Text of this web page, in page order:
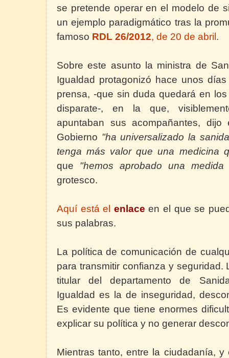
se pretende operar en el modelo de
un ejemplo paradigmático tras la
famoso RDL 26/2012, de 20 de abril .
Sobre este asunto la ministra de
Igualdad protagonizó hace unos
prensa, -que sin duda quedará en
disparate-, en la que,
apuntaban sus acompañantes,
Gobierno "ha universalizado la
tenga más valor que una medicina
que "hemos aprobado una medida
grotesco.
Aquí está el enlace en el que se
sus palabras.
La política de comunicación de
para transmitir confianza y seguridad.
titular del departamento de
Igualdad es la de inseguridad,
Es evidente que tiene enormes
explicar su política y no generar
Mientras tanto, entre la ciudadanía, y